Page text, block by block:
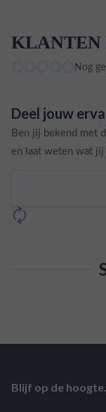
KLANTEN
Nog
Deel jouw
Ben jij bekend met
en laat weten wat
Blijf op de hoogte.